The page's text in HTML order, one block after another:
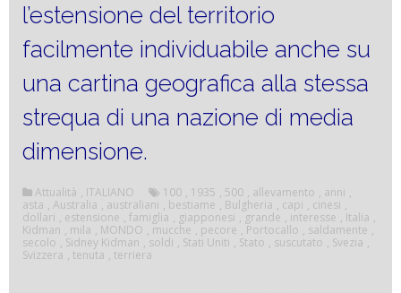
l’estensione del territorio
facilmente individuabile anche su
una cartina geografica alla stessa
strequa di una nazione di media
dimensione.
Attualità , ITALIANO 100 , 1935 , 500 , allevamento , anni ,
asta , Australia , australiani , bestiame , Bulgheria , capi , cinesi ,
dollari , estensione , famiglia , giapponesi , grande , interesse , Italia ,
Kidman , mila , MONDO , mucche , pecore , Portocallo , saldamente ,
secolo , Sidney Kidman , soldi , Stati Uniti , Stato , suscutato , Svezia ,
Svizzera , tenuta , terriera